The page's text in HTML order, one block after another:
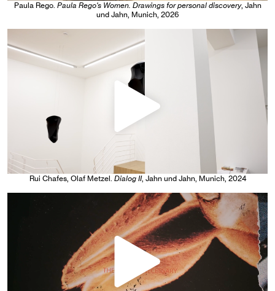
Paula Rego. Paula Rego's Women. Drawings for personal discovery, Jahn
und Jahn, Munich, 2026
Rui Chafes, Olaf Metzel Dialog II, Jahn und Jahn, Munich, 2024